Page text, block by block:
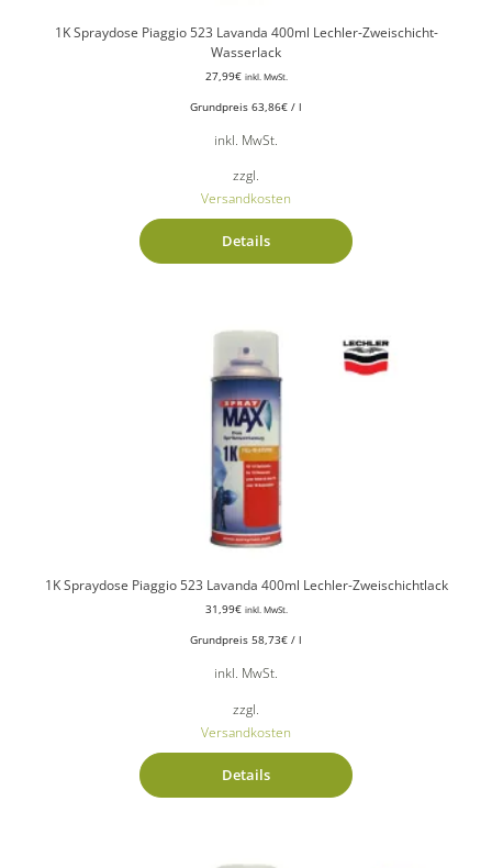
1K Spraydose Piaggio 523 Lavanda 400ml Lechler-Zweischicht-
Wasserlack
27,99€ inkl. MwSt.
Grundpreis 63,86€ / l
inkl. MwSt.
zzgl.
Versandkosten
Details
1K Spraydose Piaggio 523 Lavanda 400ml Lechler-Zweischichtlack
31,99€ inkl. MwSt.
Grundpreis 58,73€ / l
inkl. MwSt.
zzgl.
Versandkosten
Details